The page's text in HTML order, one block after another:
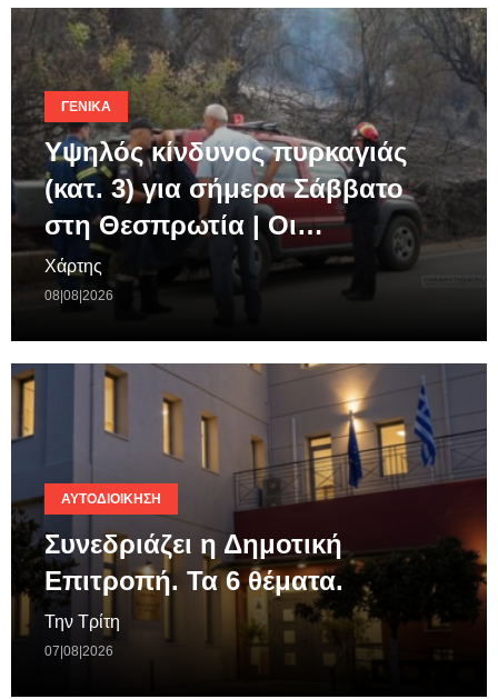
ΓΕΝΙΚΆ
Υψηλός κίνδυνος πυρκαγιάς
(κατ. 3) για σήμερα Σάββατο
στη Θεσπρωτία | Οι…
Χάρτης
08|08|2026
ΑΥΤΟΔΙΟΊΚΗΣΗ
Συνεδριάζει η Δημοτική
Επιτροπή. Τα 6 θέματα.
Την Τρίτη
07|08|2026